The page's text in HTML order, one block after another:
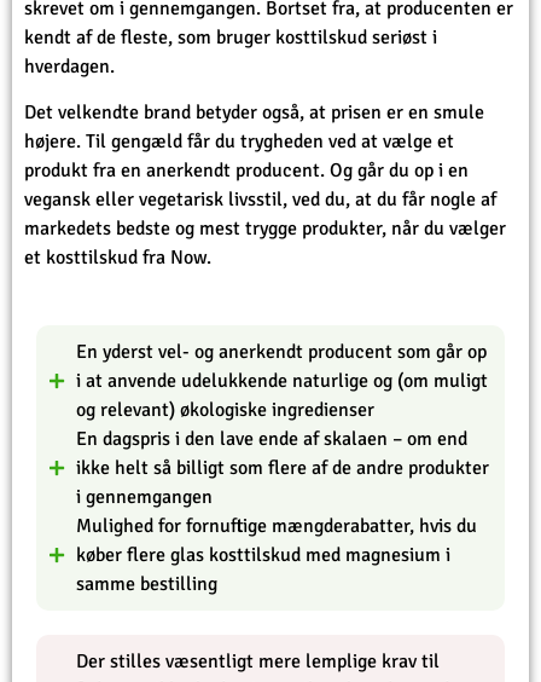
skrevet om i gennemgangen. Bortset fra, at producenten er
kendt af de fleste, som bruger kosttilskud seriøst i
hverdagen.
Det velkendte brand betyder også, at prisen er en smule
højere. Til gengæld får du trygheden ved at vælge et
produkt fra en anerkendt producent. Og går du op i en
vegansk eller vegetarisk livsstil, ved du, at du får nogle af
markedets bedste og mest trygge produkter, når du vælger
et kosttilskud fra Now.
En yderst vel- og anerkendt producent som går op
i at anvende udelukkende naturlige og (om muligt
og relevant) økologiske ingredienser
En dagspris i den lave ende af skalaen – om end
ikke helt så billigt som flere af de andre produkter
i gennemgangen
Mulighed for fornuftige mængderabatter, hvis du
køber flere glas kosttilskud med magnesium i
samme bestilling
Der stilles væsentligt mere lemplige krav til